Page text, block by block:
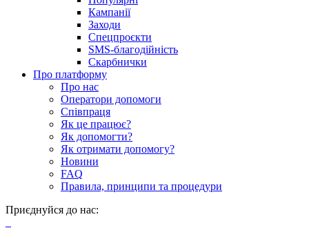
Кампанії
Заходи
Спецпроєкти
SMS-благодійність
Скарбнички
Про платформу
Про нас
Оператори допомоги
Співпраця
Як це працює?
Як допомогти?
Як отримати допомогу?
Новини
FAQ
Правила, принципи та процедури
Приєднуйся до нас: